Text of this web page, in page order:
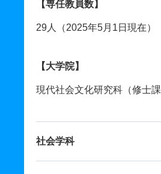
【専任教員数】
29人（2025年5月1日現在）
【大学院】
現代社会文化研究科（修士
社会学科